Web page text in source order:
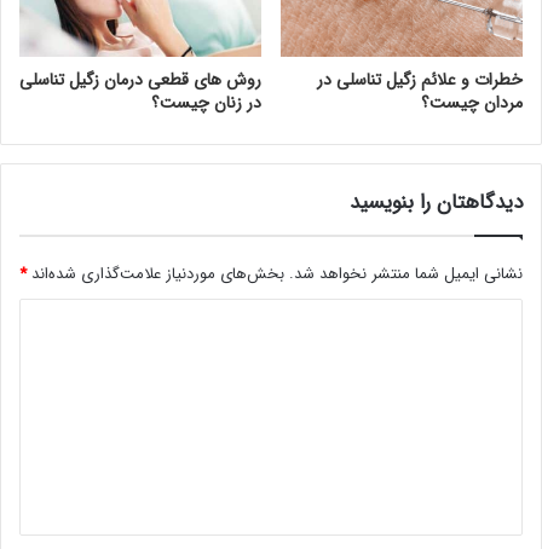
خطرات و علائم زگیل تناسلی در
مردان چیست؟
روش های قطعی درمان زگیل تناسلی
در زنان چیست؟
دیدگاهتان را بنویسید
نشانی ایمیل شما منتشر نخواهد شد. بخش‌های موردنیاز علامت‌گذاری شده‌اند*
*